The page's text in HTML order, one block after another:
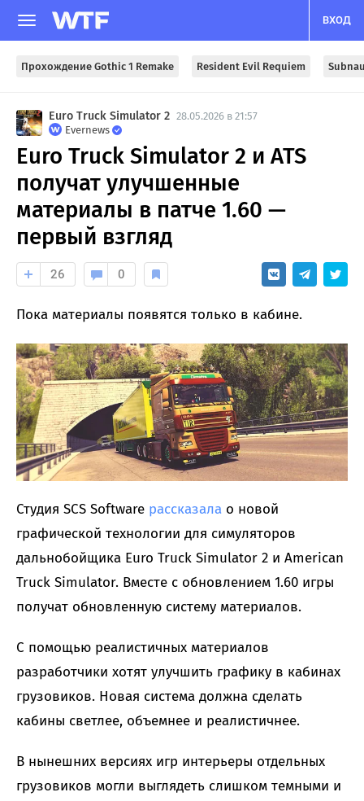
ВХОД
Прохождение Gothic 1 Remake Resident Evil Requiem
Euro Truck Simulator 2 28.05.2026 в 21:57
Evernews
Euro Truck Simulator 2 и ATS
получат улучшенные
материалы в патче 1.60 —
первый взгляд
26 0
Пока материалы появятся только в кабине.
Студия SCS Software рассказала о новой
графической технологии для симуляторов
дальнобойщика Euro Truck Simulator 2 и American
Truck Simulator. Вместе с обновлением 1.60 игры
получат обновленную систему материалов.
С помощью реалистичных материалов
разработчики хотят улучшить графику в кабинах
грузовиков. Новая система должна сделать
кабины светлее, объемнее и реалистичнее.
В нынешних версиях игр интерьеры отдельных
грузовиков могли выглядеть слишком темными и